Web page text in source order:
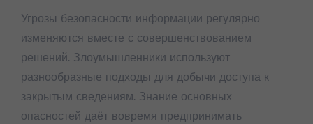
Угрозы безопасности информации регулярно
изменяются вместе с совершенствованием
решений. Злоумышленники используют
разнообразные подходы для добычи доступа к
закрытым сведениям. Знание основных
опасностей даёт вовремя предпринимать